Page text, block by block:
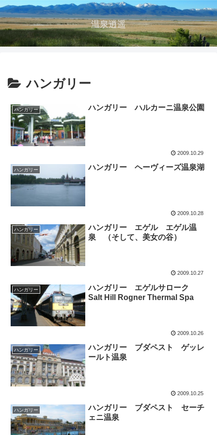
温泉逍遥
ハンガリー
ハンガリー ハンガリー ハルカーニ温泉公園
2009.10.29
ハンガリー ハンガリー ヘーヴィーズ温泉湖
2009.10.28
ハンガリー
ハンガリー エゲル エゲル温
泉 （そして、美女の谷）
2009.10.27
ハンガリー
ハンガリー エゲルサローク
Salt Hill Rogner Thermal Spa
2009.10.26
ハンガリー
ハンガリー ブダペスト ゲッレ
ールト温泉
2009.10.25
ハンガリー
ハンガリー ブダペスト セーチ
ェニ温泉